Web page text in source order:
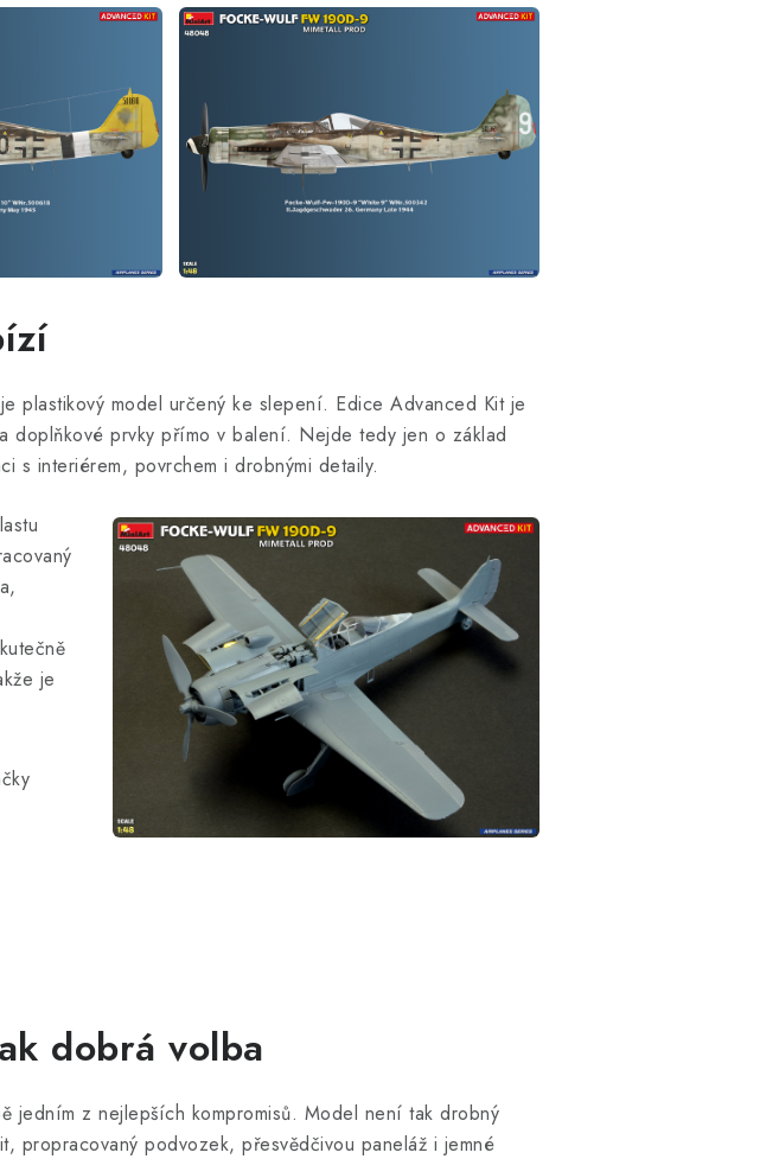
plastikový model určený ke slepení. Edice Advanced Kit je
doplňkové prvky přímo v balení. Nejde tedy jen o základ
s interiérem, povrchem i drobnými detaily.
je
dobrá volba
z nejlepších kompromisů. Model není tak drobný
propracovaný podvozek, přesvědčivou paneláž i jemné